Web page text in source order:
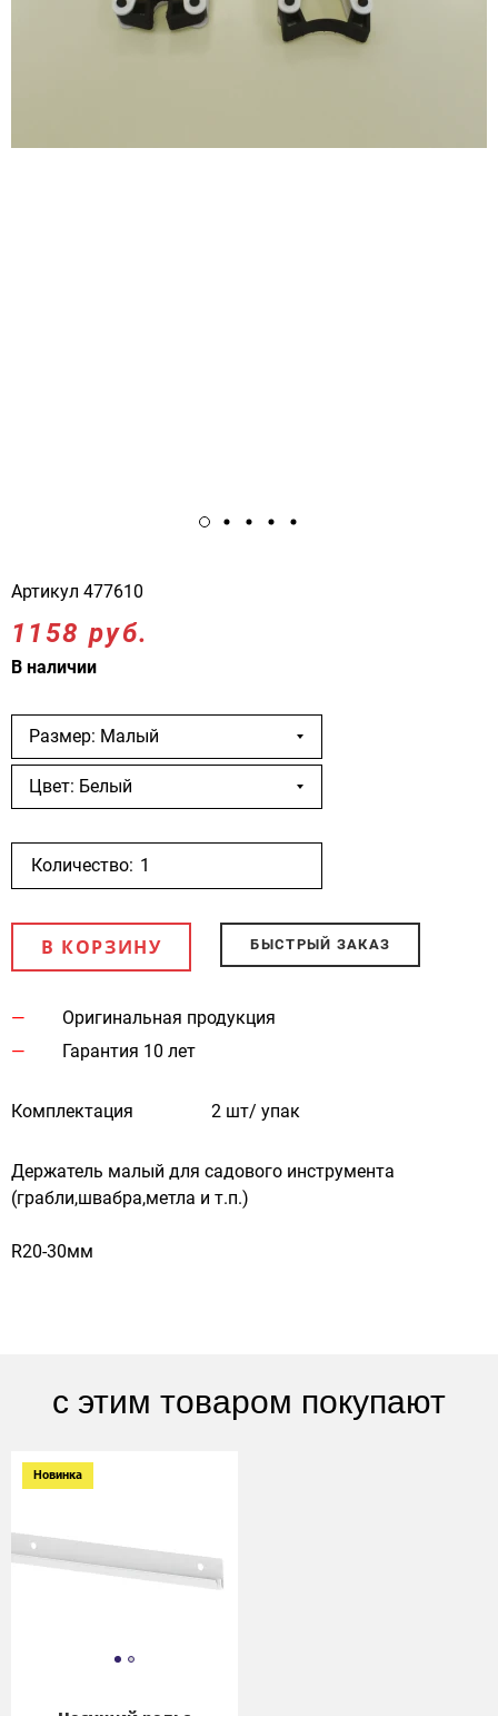
Артикул 477610
1158 руб.
В наличии
Размер: Малый
Цвет: Белый
Количество:
В КОРЗИНУ БЫСТРЫЙ ЗАКАЗ
Оригинальная продукция
Гарантия 10 лет
Комплектация 2 шт/ упак
Держатель малый для садового инструмента
(грабли,швабра,метла и т.п.)
R20-30мм
с этим товаром покупают
Новинка